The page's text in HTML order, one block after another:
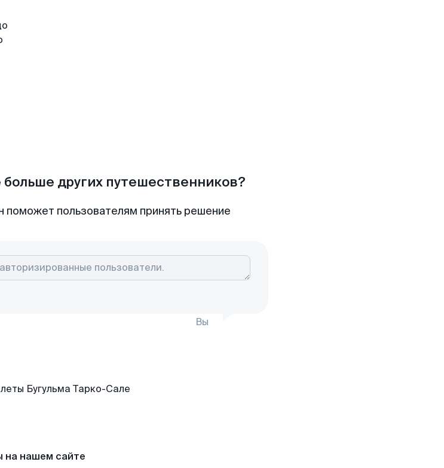
других путешественников?
поможет пользователям принять решение
Вы
на нашем сайте